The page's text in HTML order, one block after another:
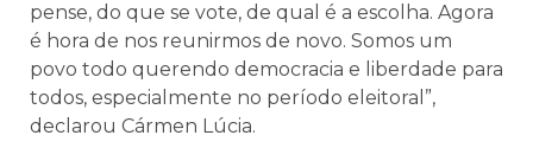
pense, do que se vote, de qual é a escolha. Agora
é hora de nos reunirmos de novo. Somos um
povo todo querendo democracia e liberdade para
todos, especialmente no período eleitoral”,
declarou Cármen Lúcia.